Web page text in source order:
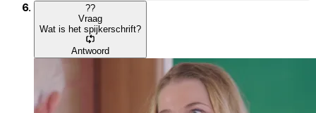
??
Vraag
Wat is het spijkerschrift?
Antwoord